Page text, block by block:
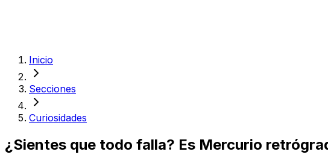
Inicio
Secciones
Curiosidades
¿Sientes que todo falla? Es Mercurio